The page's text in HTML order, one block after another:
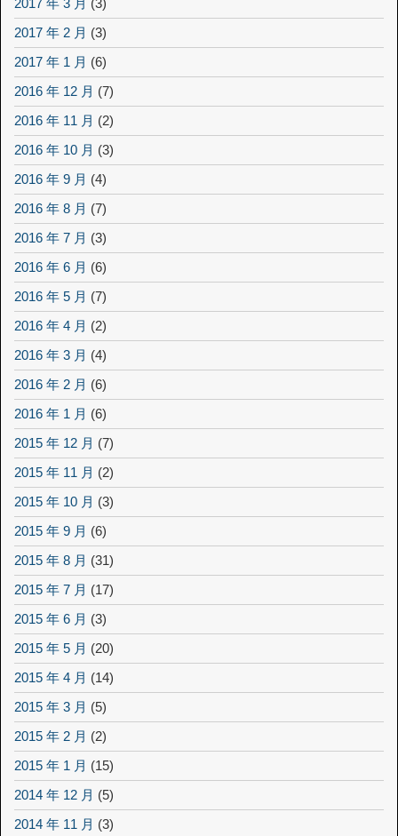
2017 年 3 月 (3)
2017 年 2 月 (3)
2017 年 1 月 (6)
2016 年 12 月 (7)
2016 年 11 月 (2)
2016 年 10 月 (3)
2016 年 9 月 (4)
2016 年 8 月 (7)
2016 年 7 月 (3)
2016 年 6 月 (6)
2016 年 5 月 (7)
2016 年 4 月 (2)
2016 年 3 月 (4)
2016 年 2 月 (6)
2016 年 1 月 (6)
2015 年 12 月 (7)
2015 年 11 月 (2)
2015 年 10 月 (3)
2015 年 9 月 (6)
2015 年 8 月 (31)
2015 年 7 月 (17)
2015 年 6 月 (3)
2015 年 5 月 (20)
2015 年 4 月 (14)
2015 年 3 月 (5)
2015 年 2 月 (2)
2015 年 1 月 (15)
2014 年 12 月 (5)
2014 年 11 月 (3)